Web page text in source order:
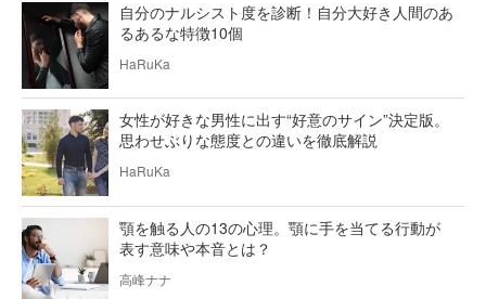
自分のナルシスト度を診断！自分大好き人間のあ
るあるな特徴10個
HaRuKa
女性が好きな男性に出す“好意のサイン”決定版。
思わせぶりな態度との違いを徹底解説
HaRuKa
顎を触る人の13の心理。顎に手を当てる行動が
表す意味や本音とは？
高峰ナナ